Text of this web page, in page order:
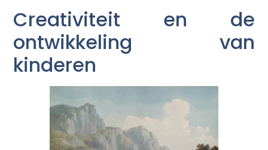
Creativiteit en de
ontwikkeling van
kinderen